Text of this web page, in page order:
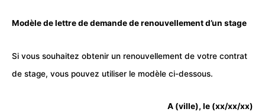
Modèle de lettre de demande de renouvellement d’un stage
Si vous souhaitez obtenir un renouvellement de votre contrat
de stage, vous pouvez utiliser le modèle ci-dessous.
A (ville), le (xx/xx/xx)